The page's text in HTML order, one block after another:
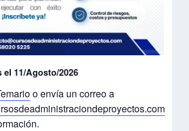
el 11/Agosto/2026
o envía un correo a